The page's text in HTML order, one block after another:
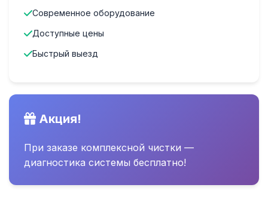
Современное оборудование
Доступные цены
Быстрый выезд
Акция!
При заказе комплексной чистки —
диагностика системы бесплатно!